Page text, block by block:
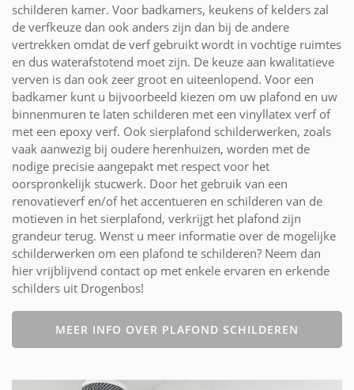
schilderen kamer. Voor badkamers, keukens of kelders zal
de verfkeuze dan ook anders zijn dan bij de andere
vertrekken omdat de verf gebruikt wordt in vochtige ruimtes
en dus waterafstotend moet zijn. De keuze aan kwalitatieve
verven is dan ook zeer groot en uiteenlopend. Voor een
badkamer kunt u bijvoorbeeld kiezen om uw plafond en uw
binnenmuren te laten schilderen met een vinyllatex verf of
met een epoxy verf. Ook sierplafond schilderwerken, zoals
vaak aanwezig bij oudere herenhuizen, worden met de
nodige precisie aangepakt met respect voor het
oorspronkelijk stucwerk. Door het gebruik van een
renovatieverf en/of het accentueren en schilderen van de
motieven in het sierplafond, verkrijgt het plafond zijn
grandeur terug. Wenst u meer informatie over de mogelijke
schilderwerken om een plafond te schilderen? Neem dan
hier vrijblijvend contact op met enkele ervaren en erkende
schilders uit Drogenbos!
MEER INFO OVER PLAFOND SCHILDEREN